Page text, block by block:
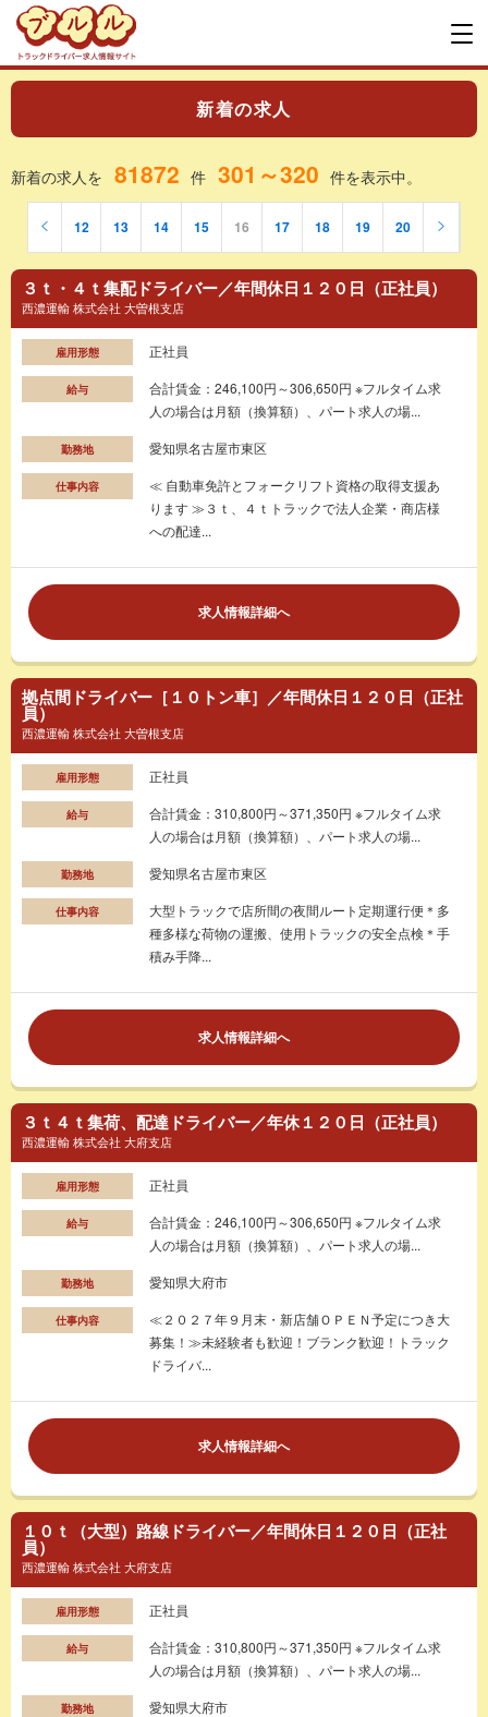
新着の求人
新着の求人を 81872 件 301～320 件を表示中。
12 13 14 15 16 17 18 19 20
３ｔ・４ｔ集配ドライバー／年間休日１２０日（正社員）
西濃運輸 株式会社 大曽根支店
雇用形態 正社員
給与
合計賃金：246,100円～306,650円 ※フルタイム求
人の場合は月額（換算額）、パート求人の場...
勤務地 愛知県名古屋市東区
仕事内容
≪ 自動車免許とフォークリフト資格の取得支援あ
ります ≫３ｔ、４ｔトラックで法人企業・商店様
への配達...
求人情報詳細へ
拠点間ドライバー［１０トン車］／年間休日１２０日（正社
員）
西濃運輸 株式会社 大曽根支店
雇用形態 正社員
給与
合計賃金：310,800円～371,350円 ※フルタイム求
人の場合は月額（換算額）、パート求人の場...
勤務地 愛知県名古屋市東区
仕事内容
大型トラックで店所間の夜間ルート定期運行便＊多
種多様な荷物の運搬、使用トラックの安全点検＊手
積み手降...
求人情報詳細へ
３ｔ４ｔ集荷、配達ドライバー／年休１２０日（正社員）
西濃運輸 株式会社 大府支店
雇用形態 正社員
給与
合計賃金：246,100円～306,650円 ※フルタイム求
人の場合は月額（換算額）、パート求人の場...
勤務地 愛知県大府市
仕事内容
≪２０２７年９月末・新店舗ＯＰＥＮ予定につき大
募集！≫未経験者も歓迎！ブランク歓迎！トラック
ドライバ...
求人情報詳細へ
１０ｔ（大型）路線ドライバー／年間休日１２０日（正社
員）
西濃運輸 株式会社 大府支店
雇用形態 正社員
給与
合計賃金：310,800円～371,350円 ※フルタイム求
人の場合は月額（換算額）、パート求人の場...
勤務地 愛知県大府市